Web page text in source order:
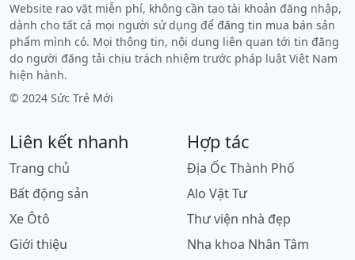
Website rao vặt miễn phí, không cần tạo tài khoản đăng nhập,
dành cho tất cả mọi người sử dụng để đăng tin mua bán sản
phẩm mình có. Mọi thông tin, nội dung liên quan tới tin đăng
do người đăng tải chịu trách nhiệm trước pháp luật Việt Nam
hiện hành.
© 2024 Sức Trẻ Mới
Liên kết nhanh
Trang chủ
Bất động sản
Xe Ôtô
Giới thiệu
Hợp tác
Địa Ốc Thành Phố
Alo Vật Tư
Thư viện nhà đẹp
Nha khoa Nhân Tâm